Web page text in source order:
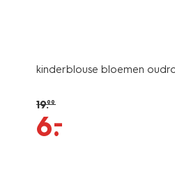
kinderblouse bloemen
19.99
6.
–